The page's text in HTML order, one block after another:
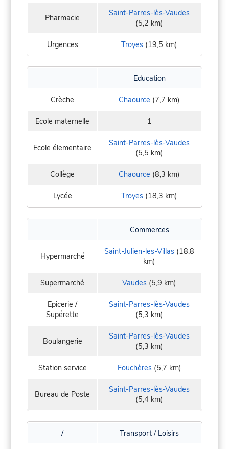
Pharmacie
Saint-Parres-lès-Vaudes
(5,2 km)
Urgences Troyes (19,5 km)
Education
Crèche Chaource (7,7 km)
Ecole maternelle 1
Ecole élementaire
Saint-Parres-lès-Vaudes
(5,5 km)
Collège Chaource (8,3 km)
Lycée Troyes (18,3 km)
Commerces
Hypermarché Saint-Julien-les-Villas (18,8
km)
Supermarché Vaudes (5,9 km)
Epicerie /
Supérette
Saint-Parres-lès-Vaudes
(5,3 km)
Boulangerie
Saint-Parres-lès-Vaudes
(5,3 km)
Station service Fouchères(5,7 km)
Bureau de Poste
Saint-Parres-lès-Vaudes
(5,4 km)
/ Transport / Loisirs